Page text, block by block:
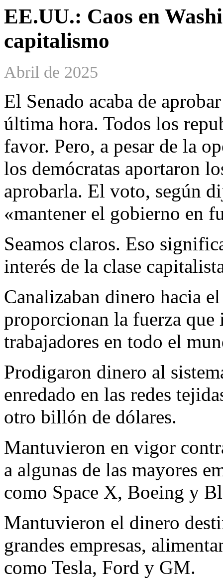
EE.UU.: Caos en
capitalismo
Abril de 2025
El Senado acaba de
última hora. Todos los
favor. Pero, a pesar de la
los demócratas aportaron
aprobarla. El voto, según
«mantener el gobierno en
Seamos claros. Eso
interés de la clase
Canalizaban dinero hacia
proporcionan la fuerza
trabajadores en todo el
Prodigaron dinero al
enredado en las redes
otro billón de dólares.
Mantuvieron en vigor
a algunas de las mayores
como Space X, Boeing y
Mantuvieron el dinero
grandes empresas,
como Tesla, Ford y GM.